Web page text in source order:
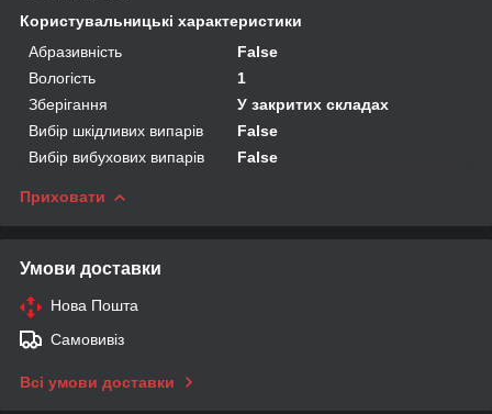
Користувальницькі характеристики
Абразивність
False
Вологість
1
Зберігання
У закритих складах
Вибір шкідливих випарів
False
Вибір вибухових випарів
False
Приховати
Умови доставки
Нова Пошта
Самовивіз
Всі умови доставки